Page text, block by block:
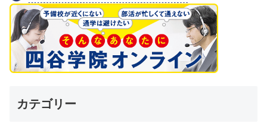
カテゴリー